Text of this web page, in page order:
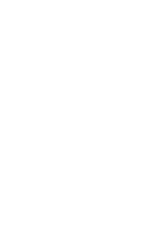
société Pocketbook a noué des
Cette liseuse
« tea » (
proposé par « tea » : sa
tea » pour m’avoir permis de
pour la qualité des photos